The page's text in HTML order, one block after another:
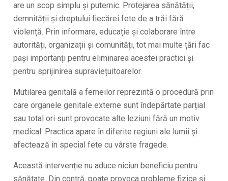
are un scop simplu și puternic. Protejarea sănătății,
demnității și dreptului fiecărei fete de a trăi fără
violență. Prin informare, educație și colaborare între
autorități, organizații și comunități, tot mai multe țări fac
pași importanți pentru eliminarea acestei practici și
pentru sprijinirea supraviețuitoarelor.
Mutilarea genitală a femeilor reprezintă o procedură prin
care organele genitale externe sunt îndepărtate parțial
sau total ori sunt provocate alte leziuni fără un motiv
medical. Practica apare în diferite regiuni ale lumii și
afectează în special fete cu vârste fragede.
Această intervenție nu aduce niciun beneficiu pentru
sănătate. Din contră, poate provoca probleme fizice și